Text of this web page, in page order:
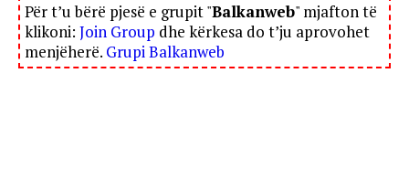
Për t’u bërë pjesë e grupit "Balkanweb" mjafton të
klikoni: Join Group dhe kërkesa do t’ju aprovohet
menjëherë. Grupi Balkanweb